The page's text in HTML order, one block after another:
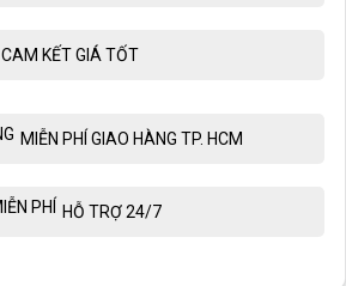
CAM KẾT GIÁ TỐT
MIỄN PHÍ GIAO HÀNG TP. HCM
HỖ TRỢ 24/7